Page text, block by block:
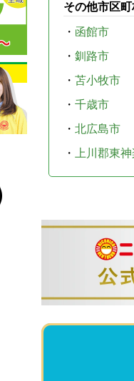
その他市区町
・ 函館市
・ 釧路市
・ 苫小牧市
・ 千歳市
・ 北広島市
・
上川郡東